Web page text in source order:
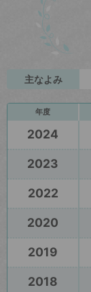
主なよみ
年度
2024
2023
2022
2020
2019
2018